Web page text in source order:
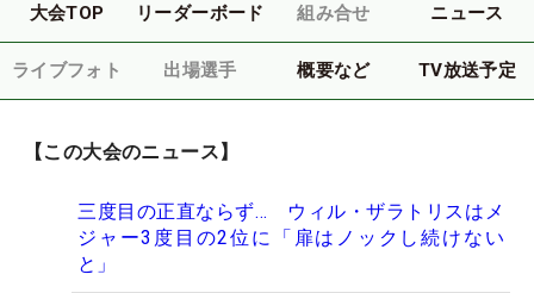
大会TOP リーダーボード 組み合せ ニュース
ライブフォト 出場選手 概要など TV放送予定
【この大会のニュース】
三度目の正直ならず… ウィル・ザラトリスはメ
ジャー3度目の2位に「扉はノックし続けない
と」